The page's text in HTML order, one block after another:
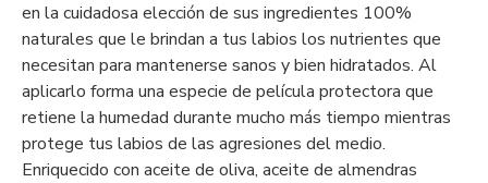
en la cuidadosa elección de sus ingredientes 100%
naturales que le brindan a tus labios los nutrientes que
necesitan para mantenerse sanos y bien hidratados. Al
aplicarlo forma una especie de película protectora que
retiene la humedad durante mucho más tiempo mientras
protege tus labios de las agresiones del medio.
Enriquecido con aceite de oliva, aceite de almendras